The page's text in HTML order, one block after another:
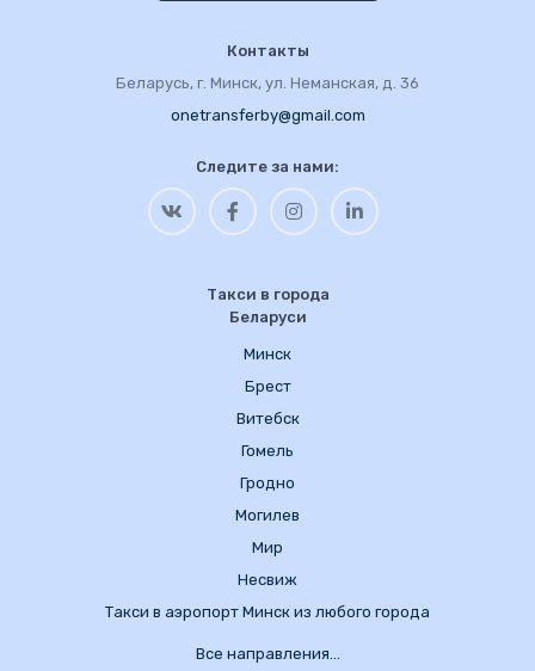
Контакты
Беларусь, г. Минск, ул. Неманская, д. 36
onetransferby@gmail.com
Следите за нами:
Такси в города
Беларуси
Минск
Брест
Витебск
Гомель
Гродно
Могилев
Мир
Несвиж
Такси в аэропорт Минск из любого города
Все направления…